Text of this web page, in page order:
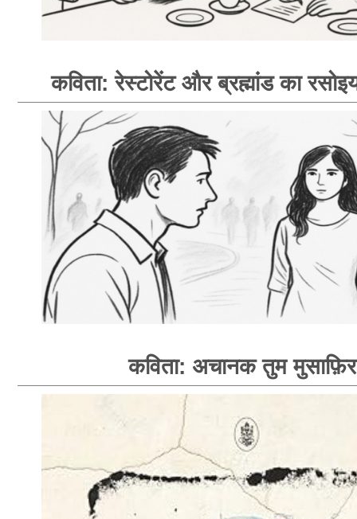
कविता: रेस्टोरेंट और ब्रह्मांड का
कविता: अचानक तुम मुसाफ़िर